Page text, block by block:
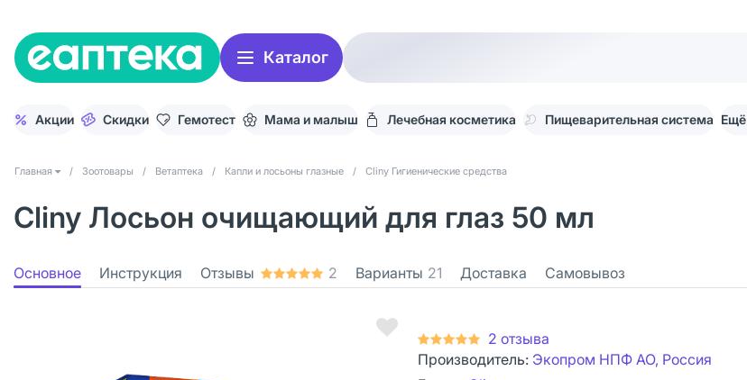
Каталог
Акции Скидки Гемотест Мама и малыш Лечебная косметика Пищеварительная система Ещё
Главная / Зоотовары / Ветаптека / Капли и лосьоны глазные / Cliny Гигиенические средства
Cliny Лосьон очищающий для глаз 50 мл
Основное Инструкция Отзывы 2 Варианты 21 Доставка Самовывоз
2 отзыва
Производитель: Экопром НПФ АО, Россия